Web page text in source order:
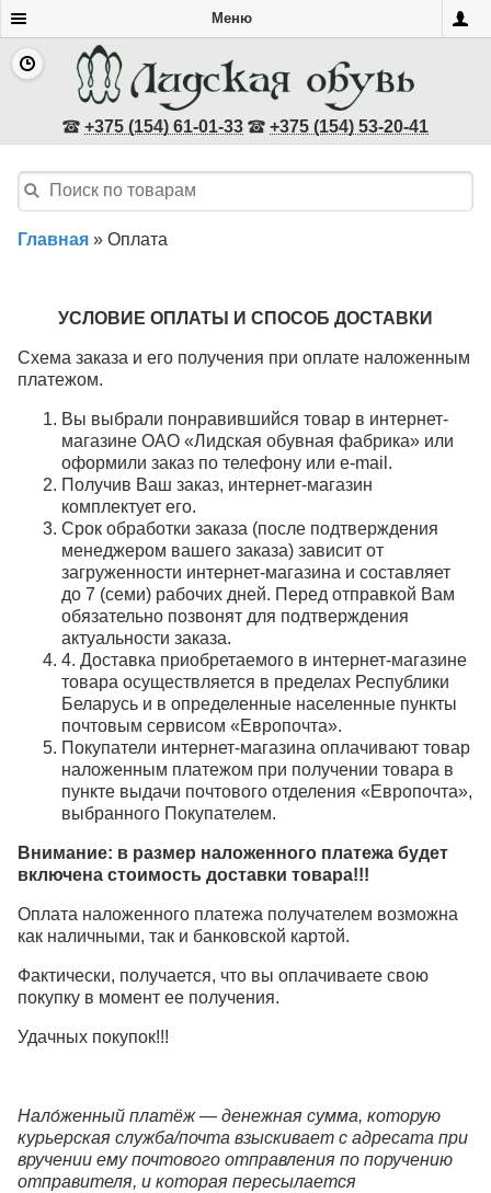
Меню
+375 (154) 61-01-33 +375 (154) 53-20-41
Главная » Оплата
УСЛОВИЕ ОПЛАТЫ И СПОСОБ ДОСТАВКИ
Схема заказа и его получения при оплате наложенным
платежом.
Вы выбрали понравившийся товар в интернет-
магазине ОАО «Лидская обувная фабрика» или
оформили заказ по телефону или e-mail.
Получив Ваш заказ, интернет-магазин
комплектует его.
Срок обработки заказа (после подтверждения
менеджером вашего заказа) зависит от
загруженности интернет-магазина и составляет
до 7 (семи) рабочих дней. Перед отправкой Вам
обязательно позвонят для подтверждения
актуальности заказа.
4. Доставка приобретаемого в интернет-магазине
товара осуществляется в пределах Республики
Беларусь и в определенные населенные пункты
почтовым сервисом «Европочта».
Покупатели интернет-магазина оплачивают товар
наложенным платежом при получении товара в
пункте выдачи почтового отделения «Европочта»,
выбранного Покупателем.
Внимание: в размер наложенного платежа будет
включена стоимость доставки товара!!!
Оплата наложенного платежа получателем возможна
как наличными, так и банковской картой.
Фактически, получается, что вы оплачиваете свою
покупку в момент ее получения.
Удачных покупок!!!
Нало́женный платёж — денежная сумма, которую
курьерская служба/почта взыскивает с адресата при
вручении ему почтового отправления по поручению
отправителя, и которая пересылается